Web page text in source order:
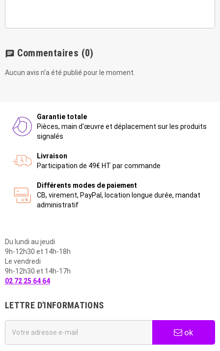
chat Commentaires (0)
Aucun avis n'a été publié pour le moment.
Garantie totale
Pièces, main d'œuvre et déplacement sur les produits
signalés
Livraison
Participation de 49€ HT par commande
Différents modes de paiement
CB, virement, PayPal, location longue durée, mandat
administratif
Du lundi au jeudi
9h-12h30 et 14h-18h
Le vendredi
9h-12h30 et 14h-17h
02 72 25 64 64
LETTRE D'INFORMATIONS
ok